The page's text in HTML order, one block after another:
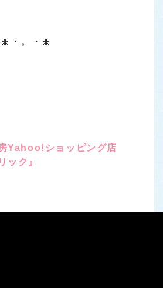
・。・🎀
Yahoo!ショッピング店
ック』